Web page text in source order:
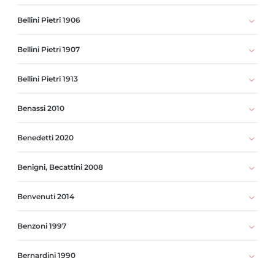
Bellini Pietri 1906
Bellini Pietri 1907
Bellini Pietri 1913
Benassi 2010
Benedetti 2020
Benigni, Becattini 2008
Benvenuti 2014
Benzoni 1997
Bernardini 1990